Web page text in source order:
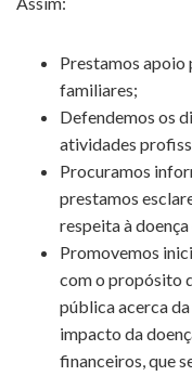
Prestamos apoio
familiares;
Defendemos os
atividades
Procuramos
prestamos
respeita à
Promovemos
com o propósito
pública acerca
impacto da
financeiros, que